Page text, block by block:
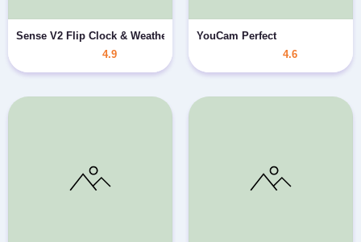
Sense V2 Flip Clock & Weather
4.9
YouCam Perfect
4.6